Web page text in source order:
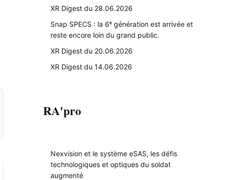
XR Digest du 28.06.2026
Snap SPECS : la 6ᵉ génération est arrivée et
reste encore loin du grand public.
XR Digest du 20.06.2026
XR Digest du 14.06.2026
RA'pro
Nexvision et le système eSAS, les défis
technologiques et optiques du soldat
augmenté